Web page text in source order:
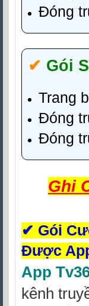
Đóng
✔‎ Gói
Trang
Đóng
Đóng
Ghi
✔ Gói
Được
App
kênh